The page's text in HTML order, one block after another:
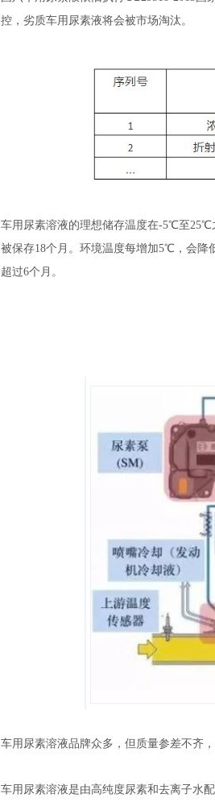
控，劣质车用尿素液将会被市场淘汰。
车用尿素溶液的理想储存温度在-5℃至25℃
被保存18个月。环境温度每增加5℃，会降
超过6个月。
车用尿素溶液品牌众多，但质量参差不齐
车用尿素溶液是由高纯度尿素和去离子水